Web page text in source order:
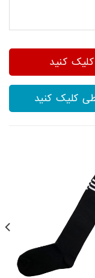
کنید
کلیک کنید